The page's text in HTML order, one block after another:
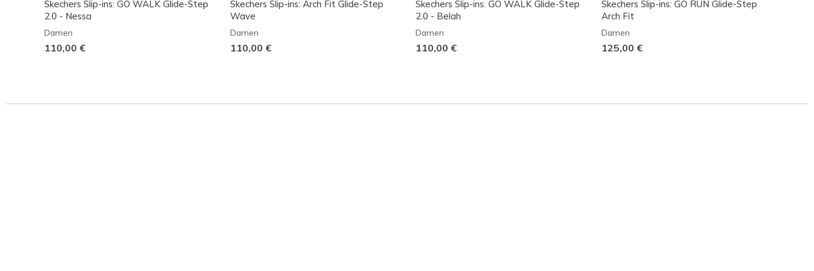
Skechers Slip-ins: GO WALK Glide-Step
2.0 - Nessa
Damen
110,00 €
Skechers Slip-ins: Arch Fit Glide-Step
Wave
Damen
110,00 €
Skechers Slip-ins: GO WALK Glide-Step
2.0 - Belah
Damen
110,00 €
Skechers Slip-ins: GO RUN Glide-Step
Arch Fit
Damen
125,00 €